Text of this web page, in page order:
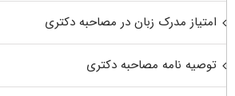
امتیاز مدرک زبان در مصاحبه دکتری
توصیه نامه مصاحبه دکتری